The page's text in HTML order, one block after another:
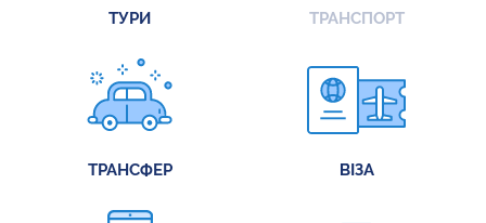
ТУРИ ТРАНСПОРТ
ТРАНСФЕР ВІЗА